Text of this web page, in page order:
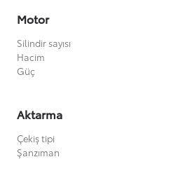
Motor
Silindir sayısı
Hacim
Güç
Aktarma
Çekiş tipi
Şanzıman